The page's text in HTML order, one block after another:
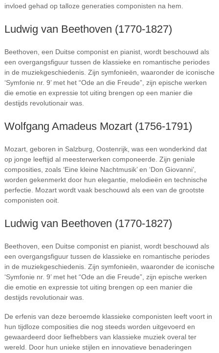
invloed gehad op talloze generaties componisten na hem.
Ludwig van Beethoven (1770-1827)
Beethoven, een Duitse componist en pianist, wordt beschouwd als
een overgangsfiguur tussen de klassieke en romantische periodes
in de muziekgeschiedenis. Zijn symfonieën, waaronder de iconische
‘Symfonie nr. 9’ met het “Ode an die Freude”, zijn epische werken
die emotie en expressie tot uiting brengen op een manier die
destijds revolutionair was.
Wolfgang Amadeus Mozart (1756-1791)
Mozart, geboren in Salzburg, Oostenrijk, was een wonderkind dat
op jonge leeftijd al meesterwerken componeerde. Zijn geniale
composities, zoals ‘Eine kleine Nachtmusik’ en ‘Don Giovanni’,
worden gekenmerkt door hun elegantie, melodieën en technische
perfectie. Mozart wordt vaak beschouwd als een van de grootste
componisten ooit.
Ludwig van Beethoven (1770-1827)
Beethoven, een Duitse componist en pianist, wordt beschouwd als
een overgangsfiguur tussen de klassieke en romantische periodes
in de muziekgeschiedenis. Zijn symfonieën, waaronder de iconische
‘Symfonie nr. 9’ met het “Ode an die Freude”, zijn epische werken
die emotie en expressie tot uiting brengen op een manier die
destijds revolutionair was.
De erfenis van deze beroemde klassieke componisten leeft voort in
hun tijdloze composities die nog steeds worden uitgevoerd en
gewaardeerd door liefhebbers van klassieke muziek overal ter
wereld. Door hun unieke stijlen en innovatieve benaderingen